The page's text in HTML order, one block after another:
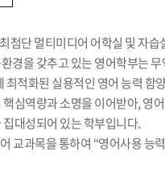
첨단 멀티미디어 어학실 및 자습
경을 갖추고 있는 영어학부는
최적화된 실용적인 영어 능력 함
심역량과 소명을 이어받아, 영어
대성되어 있는 학부입니다.
교과목을 통하여 “영어사용 능